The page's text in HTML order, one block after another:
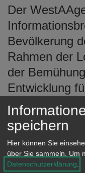
Der
Bevölkerung
Rahmen der
der
Entwicklung
Weststadt.
zukünftig
jährlich
aktuellen
den sozialen
speichern
Hier können Sie
über Sie sammeln. Um
Datenschutzerklärung.